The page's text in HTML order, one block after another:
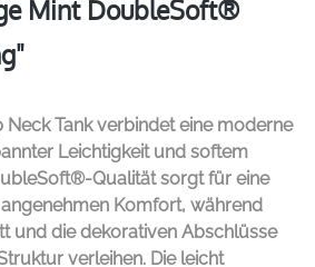
Mint DoubleSoft®
Neck Tank verbindet eine moderne
Leichtigkeit und softem
Qualität sorgt für eine
Komfort, während
und die dekorativen Abschlüsse
verleihen. Die leicht